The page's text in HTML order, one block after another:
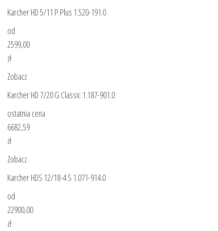
Karcher HD 5/11 P Plus 1.520-191.0
od
2599,00
zł
Zobacz
Karcher HD 7/20 G Classic 1.187-901.0
ostatnia cena
6682,59
zł
Zobacz
Karcher HDS 12/18-4 S 1.071-914.0
od
22900,00
zł